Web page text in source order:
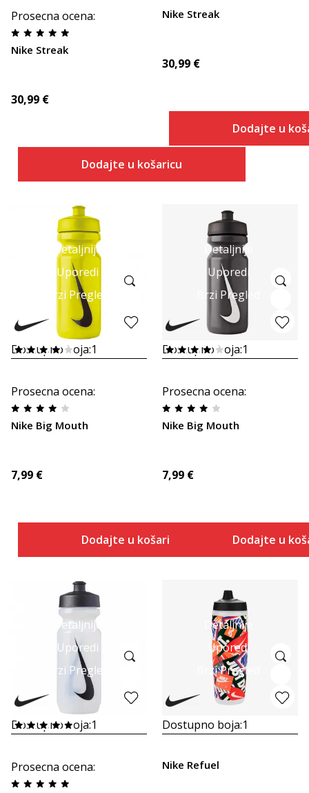
Prosecna ocena:
Nike Streak
30,99 €
Dodajte u košaricu
Nike Streak
30,99 €
Dodajte u
Detaljnije
Uporedi
Brzi Pregled
Dostupno boja:1
Prosecna ocena:
Nike Big Mouth
7,99 €
Dodajte u košaricu
Detaljnije
Uporedi
Brzi Pregled
Dostupno boja:1
Prosecna ocena:
Nike Big Mouth
7,99 €
Dodajte u
Detaljnije
Uporedi
Brzi Pregled
Dostupno boja:1
Prosecna ocena:
Detaljnije
Uporedi
Brzi Pregled
Dostupno boja:1
Nike Refuel